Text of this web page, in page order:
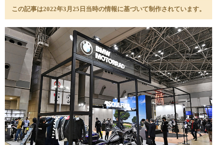
この記事は2022年3月25日当時の情報に基づいて制作されています。